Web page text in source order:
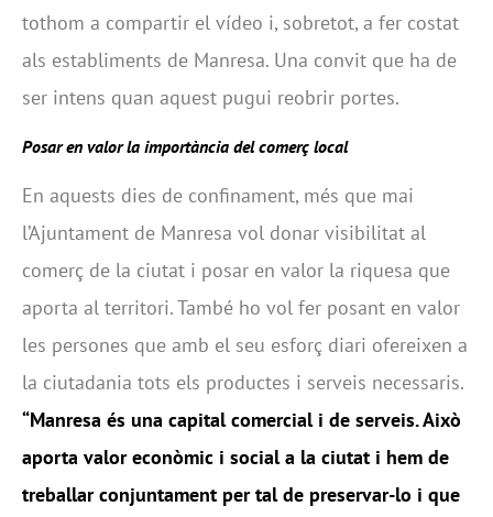
tothom a compartir el vídeo i, sobretot, a fer costat
als establiments de Manresa. Una convit que ha de
ser intens quan aquest pugui reobrir portes.
Posar en valor la importància del comerç local
En aquests dies de confinament, més que mai
l’Ajuntament de Manresa vol donar visibilitat al
comerç de la ciutat i posar en valor la riquesa que
aporta al territori. També ho vol fer posant en valor
les persones que amb el seu esforç diari ofereixen a
la ciutadania tots els productes i serveis necessaris.
“Manresa és una capital comercial i de serveis. Això
aporta valor econòmic i social a la ciutat i hem de
treballar conjuntament per tal de preservar-lo i que